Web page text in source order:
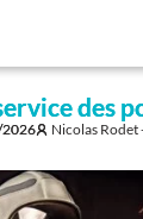
des
Nicolas Rodet